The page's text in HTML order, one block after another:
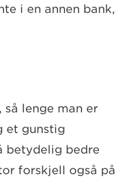
i en annen bank,
lenge man er
et gunstig
betydelig bedre
forskjell også på